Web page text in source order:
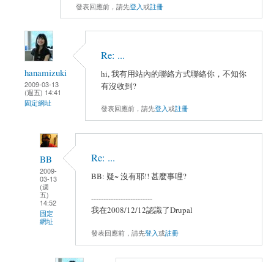
發表回應前，請先登入或註冊
hanamizuki
2009-03-13
(週五) 14:41
固定網址
Re: ...
hi, 我有用站內的聯絡方式聯絡你，不知你
有沒收到?
發表回應前，請先登入或註冊
BB
2009-
03-13
(週
五)
14:52
固定
網址
Re: ...
BB: 疑~ 沒有耶!! 甚麼事哩?
-------------------------
我在2008/12/12認識了Drupal
發表回應前，請先登入或註冊